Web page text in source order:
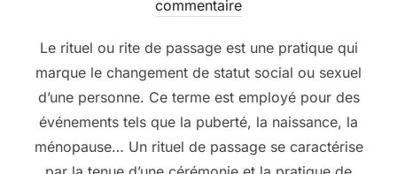
le
commentaire
Le rituel ou rite de passage est une pratique qui
marque le changement de statut social ou sexuel
d’une personne. Ce terme est employé pour des
événements tels que la puberté, la naissance, la
ménopause… Un rituel de passage se caractérise